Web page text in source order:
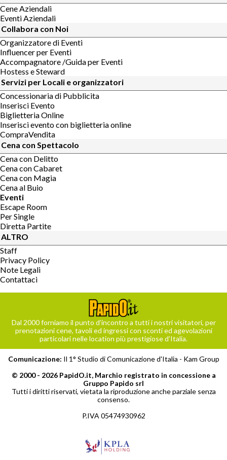
Cene Aziendali
Eventi Aziendali
Collabora con Noi
Organizzatore di Eventi
Influencer per Eventi
Accompagnatore /Guida per Eventi
Hostess e Steward
Servizi per Locali e organizzatori
Concessionaria di Pubblicita
Inserisci Evento
Biglietteria Online
Inserisci evento con biglietteria online
CompraVendita
Cena con Spettacolo
Cena con Delitto
Cena con Cabaret
Cena con Magia
Cena al Buio
Eventi
Escape Room
Per Single
Diretta Partite
ALTRO
Staff
Privacy Policy
Note Legali
Contattaci
Dal 2000 forniamo il punto d’incontro a tutti i nostri visitatori, per
prenotazioni cene, tavoli ed ingressi con sconti ed agevolazioni
particolari nelle location più prestigiose d’Italia.
Comunicazione: Il 1° Studio di Comunicazione d'Italia - Kam Group
© 2000 - 2026 PapidO.it, Marchio registrato in concessione a
Gruppo Papido srl
Tutti i diritti riservati, vietata la riproduzione anche parziale senza
consenso.
P.IVA 05474930962